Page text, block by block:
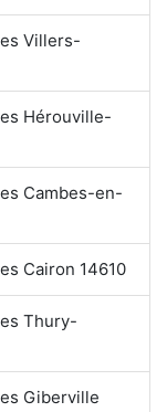
Villers-
Hérouville-
Cambes-en-
Cairon 14610
Thury-
Giberville